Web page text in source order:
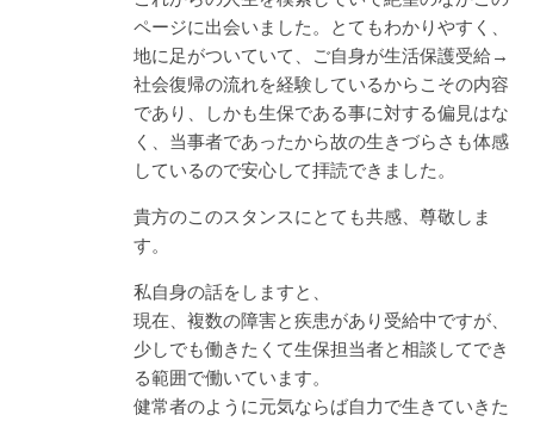
ページに出会いました。とてもわかりやすく、
地に足がついていて、ご自身が生活保護受給→
社会復帰の流れを経験しているからこその内容
であり、しかも生保である事に対する偏見はな
く、当事者であったから故の生きづらさも体感
しているので安心して拝読できました。
貴方のこのスタンスにとても共感、尊敬しま
す。
私自身の話をしますと、
現在、複数の障害と疾患があり受給中ですが、
少しでも働きたくて生保担当者と相談してでき
る範囲で働いています。
健常者のように元気ならば自力で生きていきた